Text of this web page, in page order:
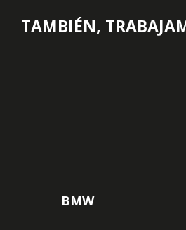
TAMBIÉN,
BMW